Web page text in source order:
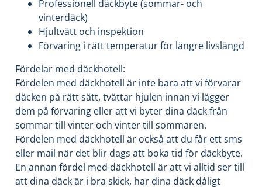
Professionell däckbyte (sommar- och
vinterdäck)
Hjultvätt och inspektion
Förvaring i rätt temperatur för längre livslängd
Fördelar med däckhotell:
Fördelen med däckhotell är inte bara att vi förvarar
däcken på rätt sätt, tvättar hjulen innan vi lägger
dem på förvaring eller att vi byter dina däck från
sommar till vinter och vinter till sommaren.
Fördelen med däckhotell är också att du får ett sms
eller mail när det blir dags att boka tid för däckbyte.
En annan fördel med däckhotell är att vi alltid ser till
att dina däck är i bra skick, har dina däck dåligt